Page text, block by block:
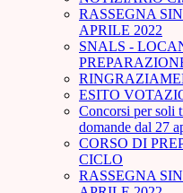
RASSEGNA
APRILE 2022
SNALS -
ESITO
Concorsi per soli
domande dal 27
CORSO DI
CICLO
RASSEGNA